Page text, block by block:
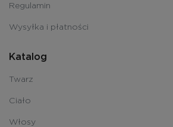
Regulamin
Wysyłka i płatności
Katalog
Twarz
Ciało
Włosy